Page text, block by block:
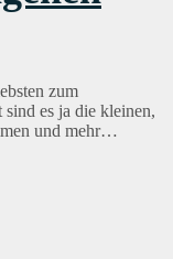
zum
sind es ja die kleinen,
und mehr…